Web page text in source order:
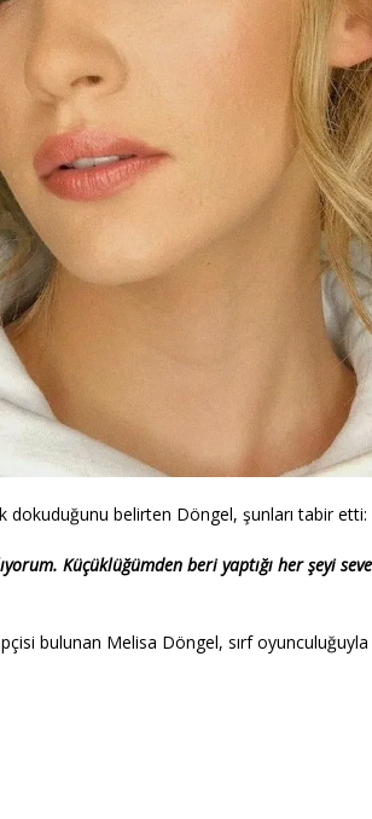
dokuduğunu belirten Döngel, şunları tabir etti:
Küçüklüğümden beri yaptığı her şeyi
bulunan Melisa Döngel, sırf